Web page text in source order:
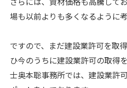
場も以前よりも多くなるように考
ですので、まだ建設業許可を取
ひ今のうちに建設業許可の取得
士奥本聡事務所では、建設業許